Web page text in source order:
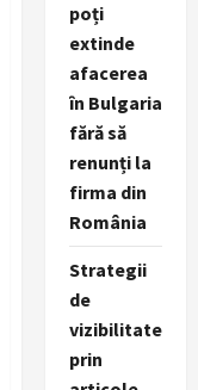
poți
extinde
afacerea
în Bulgaria
fără să
renunți la
firma din
România
Strategii
de
vizibilitate
prin